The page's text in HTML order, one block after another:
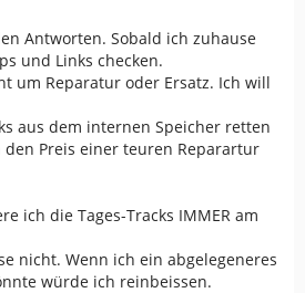
Antworten. Sobald ich zuhause
und Links checken.
um Reparatur oder Ersatz. Ich will
aus dem internen Speicher retten
Preis einer teuren Reparartur
ich die Tages-Tracks IMMER am
nicht. Wenn ich ein abgelegeneres
würde ich reinbeissen.